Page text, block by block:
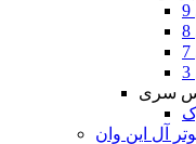
سری
آل این وان